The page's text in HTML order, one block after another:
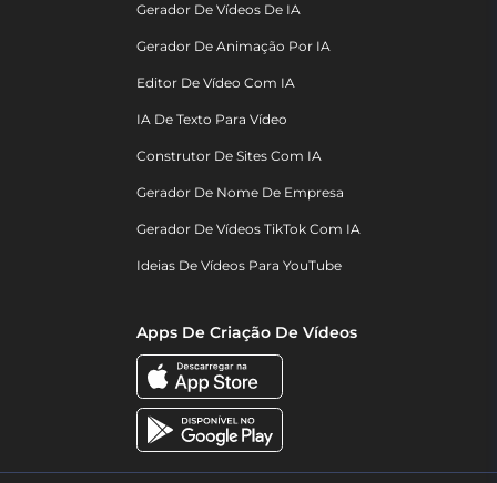
Gerador De Vídeos De IA
Gerador De Animação Por IA
Editor De Vídeo Com IA
IA De Texto Para Vídeo
Construtor De Sites Com IA
Gerador De Nome De Empresa
Gerador De Vídeos TikTok Com IA
Ideias De Vídeos Para YouTube
Apps De Criação De Vídeos